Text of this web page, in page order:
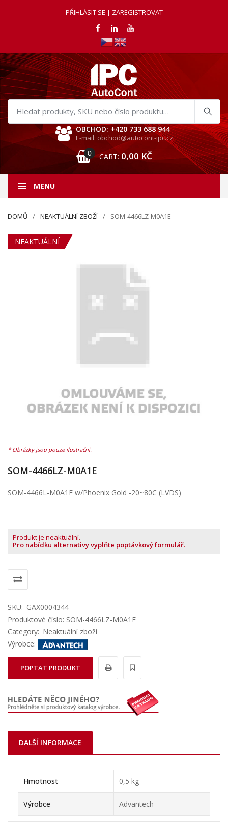
PŘIHLÁSIT SE | ZAREGISTROVAT
Hledat
produkty
OBCHOD: +420 733 688 944
E-mail: obchod@autocont-ipc.cz
0 CART: 0,00 KČ
MENU
DOMŮ NEAKTUÁLNÍ ZBOŽÍ SOM-4466LZ-M0A1E
NEAKTUÁLNÍ
SOM-4466LZ-M0A1E
SOM-4466L-M0A1E w/Phoenix Gold -20~80C (LVDS)
Produkt je neaktuální.
Pro nabídku alternativy vyplňte poptávkový formulář.
SKU: GAX0004344
Produktové číslo: SOM-4466LZ-M0A1E
Category: Neaktuální zboží
Výrobce:
POPTAT PRODUKT
DALŠÍ INFORMACE
Hmotnost 0,5 kg
Výrobce Advantech